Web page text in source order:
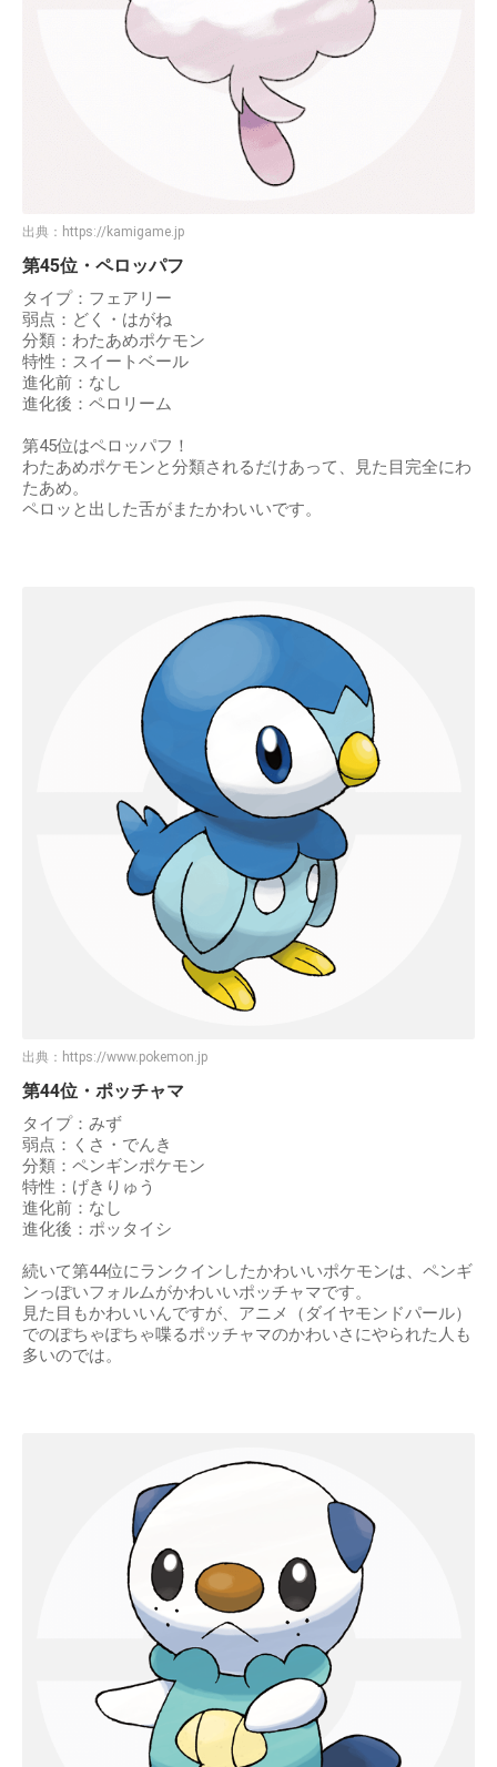
出典： https://kamigame.jp
第45位・ペロッパフ
タイプ：フェアリー
弱点：どく・はがね
分類：わたあめポケモン
特性：スイートベール
進化前：なし
進化後：ペロリーム
第45位はペロッパフ！
わたあめポケモンと分類されるだけあって、見た目完全にわ
たあめ。
ペロッと出した舌がまたかわいいです。
出典： https://www.pokemon.jp
第44位・ポッチャマ
タイプ：みず
弱点：くさ・でんき
分類：ペンギンポケモン
特性：げきりゅう
進化前：なし
進化後：ポッタイシ
続いて第44位にランクインしたかわいいポケモンは、ペンギ
ンっぽいフォルムがかわいいポッチャマです。
見た目もかわいいんですが、アニメ（ダイヤモンドパール）
でのぽちゃぽちゃ喋るポッチャマのかわいさにやられた人も
多いのでは。